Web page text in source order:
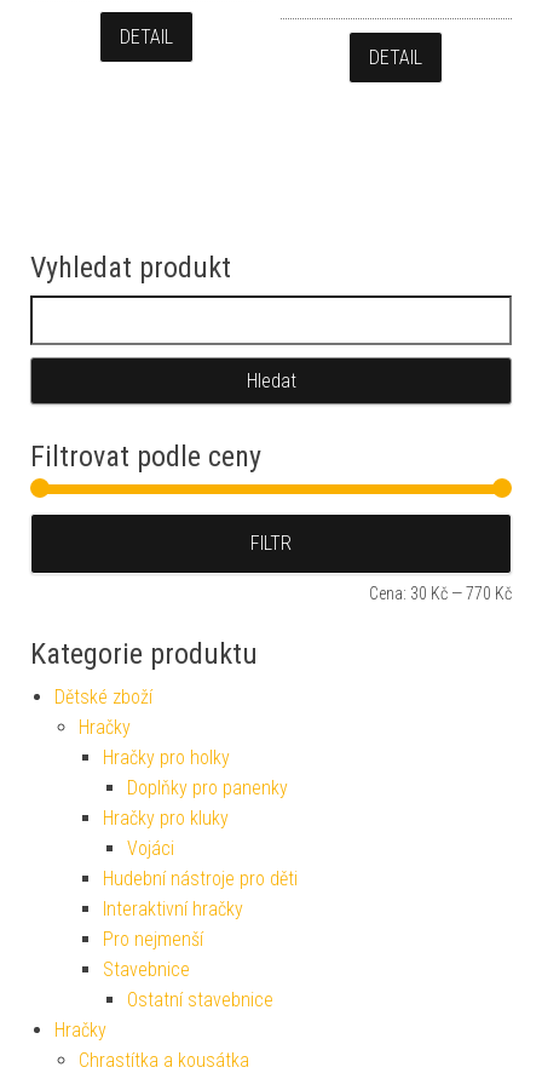
DETAIL
DETAIL
Vyhledat produkt
Filtrovat podle ceny
FILTR
Cena: 30 Kč —770 Kč
Kategorie produktu
Dětské zboží
Hračky
Hračky pro holky
Doplňky pro panenky
Hračky pro kluky
Vojáci
Hudební nástroje pro děti
Interaktivní hračky
Pro nejmenší
Stavebnice
Ostatní stavebnice
Hračky
Chrastítka a kousátka